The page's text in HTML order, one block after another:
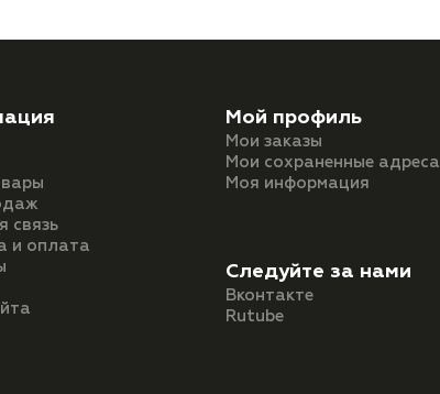
связь
и оплата
Мой профиль
Мои заказы
Мои сохраненные адреса
Моя информация
Следуйте за нами
Вконтакте
Rutube